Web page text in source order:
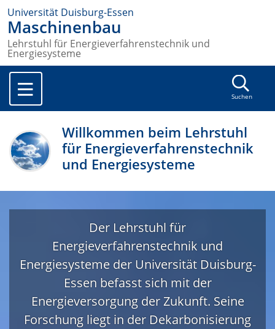
Universität Duisburg-Essen
Maschinenbau
Lehrstuhl für Energieverfahrenstechnik und
Energiesysteme
Suchen
Willkommen beim Lehrstuhl
für Energieverfahrenstechnik
und Energiesysteme
Der Lehrstuhl für
Energieverfahrenstechnik und
Energiesysteme der Universität Duisburg-
Essen befasst sich mit der
Energieversorgung der Zukunft. Seine
Forschung liegt in der Dekarbonisierung